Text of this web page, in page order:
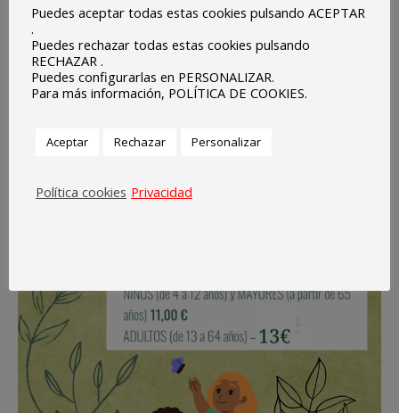
Puedes aceptar todas estas cookies pulsando ACEPTAR
.
Puedes rechazar todas estas cookies pulsando
RECHAZAR .
Puedes configurarlas en PERSONALIZAR.
Para más información, POLÍTICA DE COOKIES.
Aceptar Rechazar Personalizar
Política cookies Privacidad